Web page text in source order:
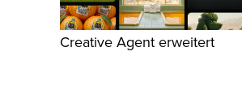
Creative Agent erweitert